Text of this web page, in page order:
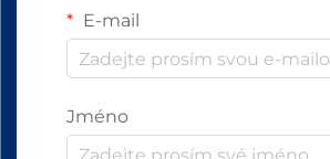
E-mail
Jméno